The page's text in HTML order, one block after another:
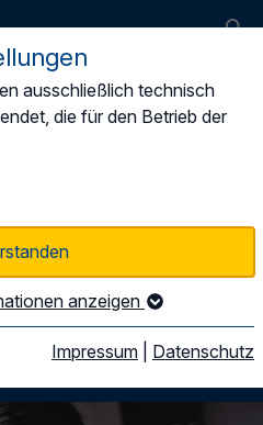
ausschließlich technisch
die für den Betrieb der
anzeigen
Impressum Datenschutz
&